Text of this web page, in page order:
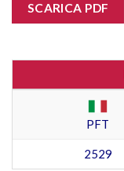
SCARICA PDF
PFT
2529